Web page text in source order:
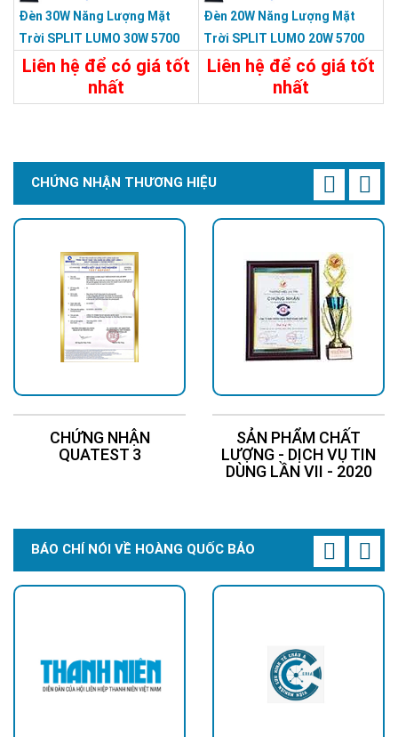
Đèn 30W Năng Lượng Mặt
Trời SPLIT LUMO 30W 5700
Màu Xám KY-FXC-001-C2
Liên hệ để có giá tốt
nhất
Đèn 20W Năng Lượng Mặt
Trời SPLIT LUMO 20W 5700
Màu Xám KY-FXC-001-C1
Liên hệ để có giá tốt
nhất
CHỨNG NHẬN THƯƠNG HIỆU
CHỨNG NHẬN
QUATEST 3
SẢN PHẨM CHẤT
LƯỢNG - DỊCH VỤ TIN
DÙNG LẦN VII - 2020
BÁO CHÍ NÓI VỀ HOÀNG QUỐC BẢO